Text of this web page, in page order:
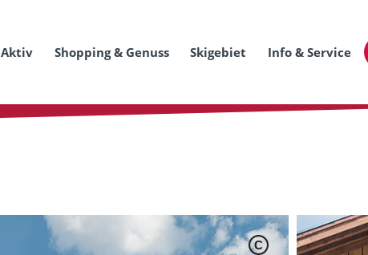
Aktiv Shopping & Genuss Skigebiet Info & Service